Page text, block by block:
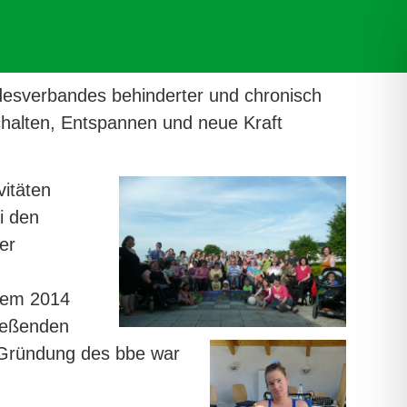
behinderter und chronisch
Entspannen und neue Kraft
den
2014
des bbe war